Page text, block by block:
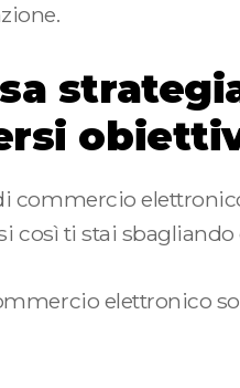
così ti stai sbagliando
elettronico